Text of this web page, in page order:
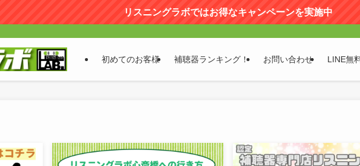
リスニングラボではお得なキャンペーンを実施中
初めてのお客様 補聴器ランキング！ お問い合わせ LINE無